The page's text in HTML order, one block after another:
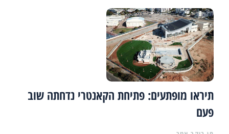
תיראו מופתעים: פתיחת הקאנטרי נדחתה שוב
פעם